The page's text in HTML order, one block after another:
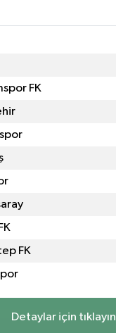
FK
FK
Detaylar için tıklayın